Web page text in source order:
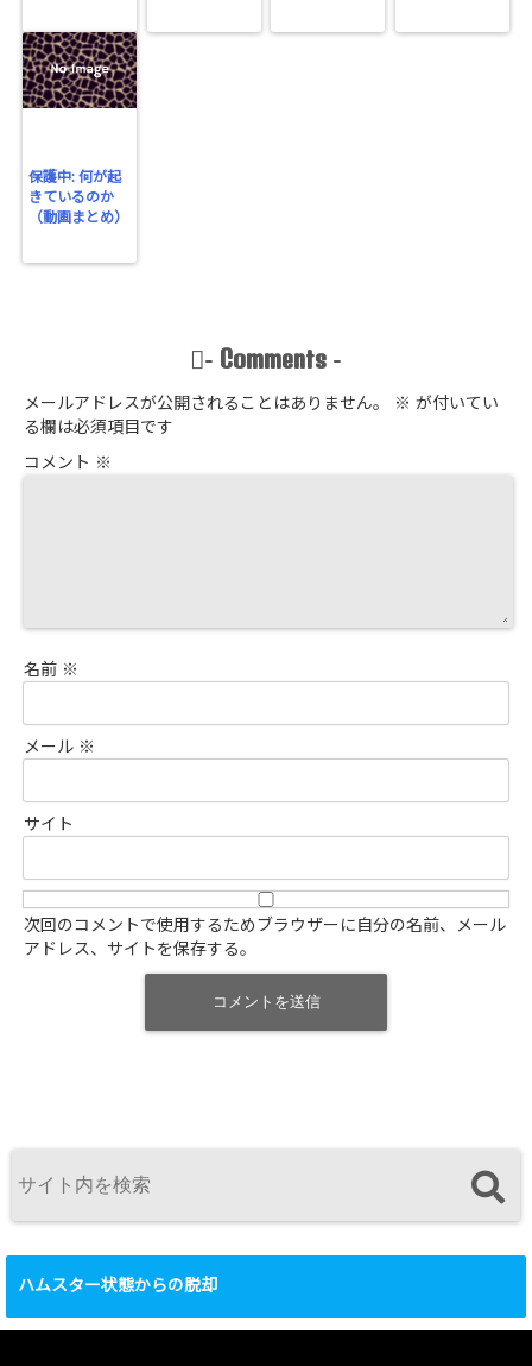
保護中: 何が起
きているのか
（動画まとめ）
- Comments -
メールアドレスが公開されることはありません。 ※ が付いてい
る欄は必須項目です
コメント ※
名前 ※
メール ※
サイト
次回のコメントで使用するためブラウザーに自分の名前、メール
アドレス、サイトを保存する。
ハムスター状態からの脱却